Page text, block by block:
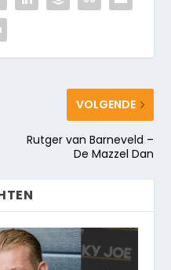
VOLGENDE
Rutger van Barneveld –
De Mazzel Dan